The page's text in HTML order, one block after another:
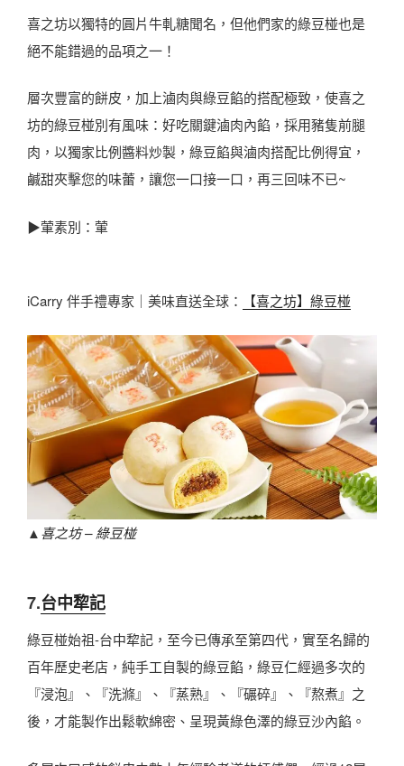
喜之坊以獨特的圓片牛軋糖聞名，但他們家的綠豆椪也是
絕不能錯過的品項之一！
層次豐富的餅皮，加上滷肉與綠豆餡的搭配極致，使喜之
坊的綠豆椪別有風味：好吃關鍵滷肉內餡，採用豬隻前腿
肉，以獨家比例醬料炒製，綠豆餡與滷肉搭配比例得宜，
鹹甜夾擊您的味蕾，讓您一口接一口，再三回味不已~
▶葷素別：葷
iCarry 伴手禮專家｜美味直送全球： 【喜之坊】綠豆椪
▲喜之坊 – 綠豆椪
7.台中犂記
綠豆椪始祖-台中犂記，至今已傳承至第四代，實至名歸的
百年歷史老店，純手工自製的綠豆餡，綠豆仁經過多次的
『浸泡』、『洗滌』、『蒸熟』、『碾碎』、『熬煮』之
後，才能製作出鬆軟綿密、呈現黃綠色澤的綠豆沙內餡。